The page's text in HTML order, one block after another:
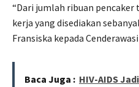
“Dari jumlah ribuan
kerja yang disediakan
Fransiska kepada
Baca Juga : HIV-AIDS